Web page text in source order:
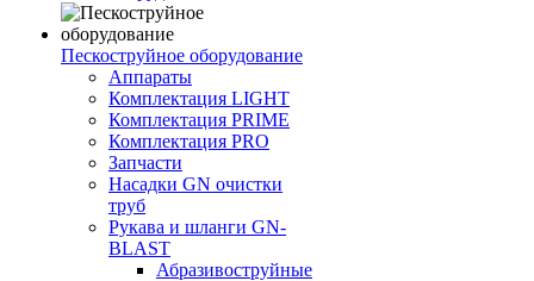
Пескоструйное оборудование
Аппараты
Комплектация LIGHT
Комплектация PRIME
Комплектация PRO
Запчасти
Насадки GN очистки
труб
Рукава и шланги GN-
BLAST
Абразивоструйные